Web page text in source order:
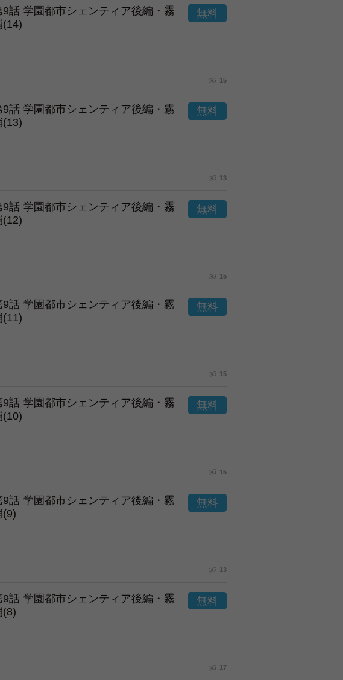
9話 学園都市シェンティア後編・霧
(14)
15
9話 学園都市シェンティア後編・霧
(13)
13
9話 学園都市シェンティア後編・霧
(12)
15
9話 学園都市シェンティア後編・霧
(11)
15
9話 学園都市シェンティア後編・霧
(10)
15
9話 学園都市シェンティア後編・霧
(9)
13
9話 学園都市シェンティア後編・霧
(8)
17